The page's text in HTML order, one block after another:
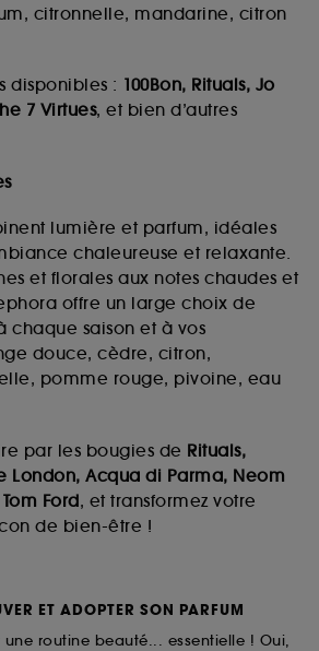
citronnelle, mandarine, citron
disponibles : 100Bon, Rituals, Jo
7 Virtues, et bien d’autres
lumière et parfum, idéales
chaleureuse et relaxante.
et florales aux notes chaudes et
offre un large choix de
chaque saison et à vos
douce, cèdre, citron,
pomme rouge, pivoine, eau
par les bougies de Rituals,
London, Acqua di Parma, Neom
Ford, et transformez votre
de bien-être !
ET ADOPTER SON PARFUM
routine beauté... essentielle ! Oui,